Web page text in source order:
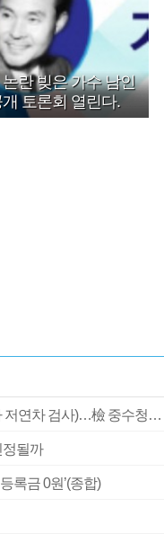
란 빚은 가수 남인
토론회 열린다.
검사 신분 버리고 직급하향(10년 이하 저연차 검사)…檢 중수청행 기피
정될까
록금 0원’(종합)